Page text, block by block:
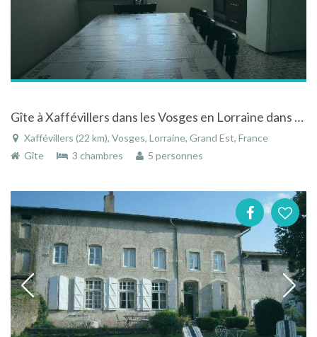
Gîte à Xaffévillers dans les Vosges en Lorraine dans villa sympathique
Xaffévillers (22 km), Vosges, Lorraine, Grand Est, France
Gîte
3 chambres 5 personnes